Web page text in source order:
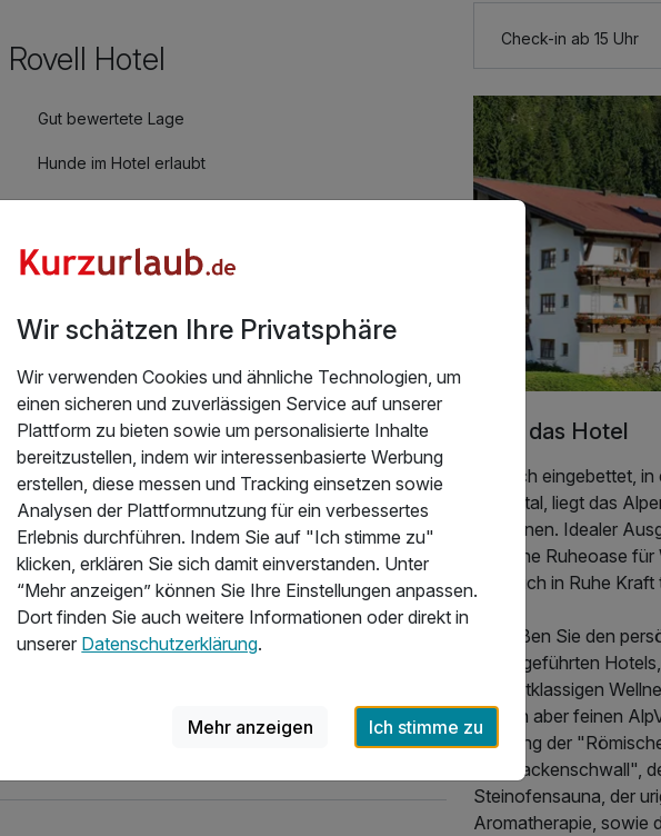
Hotel
Gut bewertete Lage
Hunde im Hotel erlaubt
Kostenloses W-LAN
Check-in ab 15 Uhr
Über das Hotel
Idyllisch eingebettet,
Seitental, liegt das
im Grünen. Idealer
und eine Ruheoase
lässt sich in Ruhe
Genießen Sie den
privat geführten
die erstklassigen
kleinen aber feinen
Nutzung der
und Nackenschwall",
Steinofensauna, der
Aromatherapie, sowie
Wir schätzen Ihre Privatsphäre
Wir verwenden Cookies und ähnliche Technologien, um
einen sicheren und zuverlässigen Service auf unserer
Plattform zu bieten sowie um personalisierte Inhalte
bereitzustellen, indem wir interessenbasierte Werbung
erstellen, diese messen und Tracking einsetzen sowie
Analysen der Plattformnutzung für ein verbessertes
Erlebnis durchführen. Indem Sie auf "Ich stimme zu"
klicken, erklären Sie sich damit einverstanden. Unter
“Mehr anzeigen” können Sie Ihre Einstellungen anpassen.
Dort finden Sie auch weitere Informationen oder direkt in
unserer Datenschutzerklärung.
Mehr anzeigen Ich stimme zu